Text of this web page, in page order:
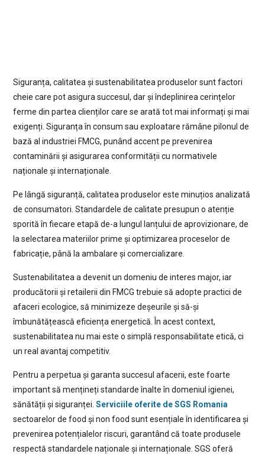
Siguranța, calitatea și sustenabilitatea produselor sunt factori
cheie care pot asigura succesul, dar și îndeplinirea cerințelor
ferme din partea clienților care se arată tot mai informați și mai
exigenți. Siguranța în consum sau exploatare rămâne pilonul de
bază al industriei FMCG, punând accent pe prevenirea
contaminării și asigurarea conformității cu normativele
naționale și internaționale.
Pe lângă siguranță, calitatea produselor este minuțios analizată
de consumatori. Standardele de calitate presupun o atenție
sporită în fiecare etapă de-a lungul lanțului de aprovizionare, de
la selectarea materiilor prime și optimizarea proceselor de
fabricație, până la ambalare și comercializare.
Sustenabilitatea a devenit un domeniu de interes major, iar
producătorii și retailerii din FMCG trebuie să adopte practici de
afaceri ecologice, să minimizeze deșeurile și să-și
îmbunătățească eficiența energetică. În acest context,
sustenabilitatea nu mai este o simplă responsabilitate etică, ci
un real avantaj competitiv.
Pentru a perpetua și garanta succesul afacerii, este foarte
important să mențineți standarde înalte în domeniul igienei,
sănătății și siguranței. Serviciile oferite de SGS Romania
sectoarelor de food și non food sunt esențiale în identificarea și
prevenirea potențialelor riscuri, garantând că toate produsele
respectă standardele naționale și internaționale. SGS oferă